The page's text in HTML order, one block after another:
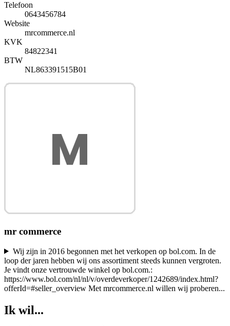
Telefoon
0643456784
Website
mrcommerce.nl
KVK
84822341
BTW
NL863391515B01
mr commerce
Wij zijn in 2016 begonnen met het verkopen op bol.com. In de
loop der jaren hebben wij ons assortiment steeds kunnen vergroten.
Je vindt onze vertrouwde winkel op bol.com.:
https://www.bol.com/nl/nl/v/overdeverkoper/1242689/index.html?
offerId=#seller_overview Met mrcommerce.nl willen wij proberen...
Ik wil...